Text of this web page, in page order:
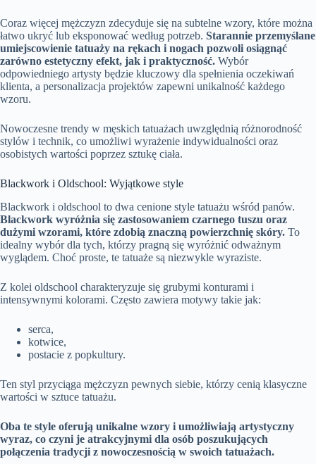
Coraz więcej mężczyzn zdecyduje się na subtelne wzory, które można
łatwo ukryć lub eksponować według potrzeb. Starannie przemyślane
umiejscowienie tatuaży na rękach i nogach pozwoli osiągnąć
zarówno estetyczny efekt, jak i praktyczność. Wybór
odpowiedniego artysty będzie kluczowy dla spełnienia oczekiwań
klienta, a personalizacja projektów zapewni unikalność każdego
wzoru.
Nowoczesne trendy w męskich tatuażach uwzględnią różnorodność
stylów i technik, co umożliwi wyrażenie indywidualności oraz
osobistych wartości poprzez sztukę ciała.
Blackwork i Oldschool: Wyjątkowe style
Blackwork i oldschool to dwa cenione style tatuażu wśród panów.
Blackwork wyróżnia się zastosowaniem czarnego tuszu oraz
dużymi wzorami, które zdobią znaczną powierzchnię skóry. To
idealny wybór dla tych, którzy pragną się wyróżnić odważnym
wyglądem. Choć proste, te tatuaże są niezwykle wyraziste.
Z kolei oldschool charakteryzuje się grubymi konturami i
intensywnymi kolorami. Często zawiera motywy takie jak:
serca,
kotwice,
postacie z popkultury.
Ten styl przyciąga mężczyzn pewnych siebie, którzy cenią klasyczne
wartości w sztuce tatuażu.
Oba te style oferują unikalne wzory i umożliwiają artystyczny
wyraz, co czyni je atrakcyjnymi dla osób poszukujących
połączenia tradycji z nowoczesnością w swoich tatuażach.